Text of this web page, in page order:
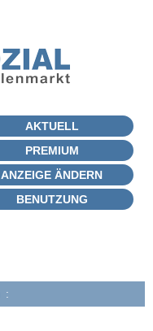
AKTUELL
PREMIUM
ANZEIGE ÄNDERN
BENUTZUNG
: